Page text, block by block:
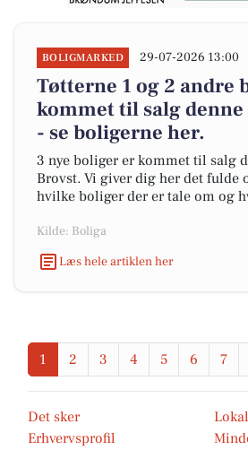
BOLIGMARKED 29-07-2026 13:00
Tøtterne 1 og 2 andre
kommet til salg
- se boligerne her.
3 nye boliger er kommet til salg
Brovst. Vi giver dig her det fulde
hvilke boliger der er tale om og
Kilde: Boliga
Læs hele artiklen her
1 2 3 4 5 6 7
Det sker
Erhvervsprofil